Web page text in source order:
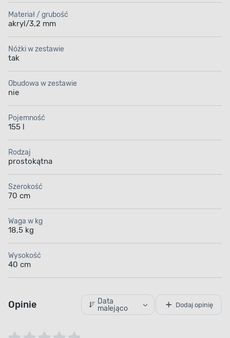
ERGONOMICZNE WYPROFILOWANIE
Odpowiedni kształt
Wanna o właściwie wyprofilowanym kształcie
zapewnia optymalną wygodę podczas każdej
kąpieli. Dzięki temu możesz się zrelaksować
i poczuć jak w najlepszym SPA w zaciszu swojego
domu. Postaw na wyposażenie łazienkowe, które
Materiał / grubość
akryl/3,2 mm
Nóżki w zestawie
tak
Obudowa w zestawie
nie
Pojemność
155 l
Rodzaj
prostokątna
Szerokość
70 cm
Waga w kg
18,5 kg
Wysokość
40 cm
Opinie
Data
malejąco
Dodaj opinię